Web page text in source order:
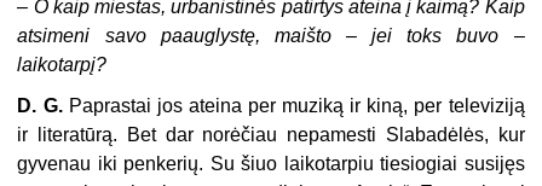
– O kaip miestas, urbanistinės patirtys ateina į kaimą? Kaip
atsimeni savo paauglystę, maišto – jei toks buvo –
laikotarpį?
D. G. Paprastai jos ateina per muziką ir kiną, per televiziją
ir literatūrą. Bet dar norėčiau nepamesti Slabadėlės, kur
gyvenau iki penkerių. Su šiuo laikotarpiu tiesiogiai susijęs